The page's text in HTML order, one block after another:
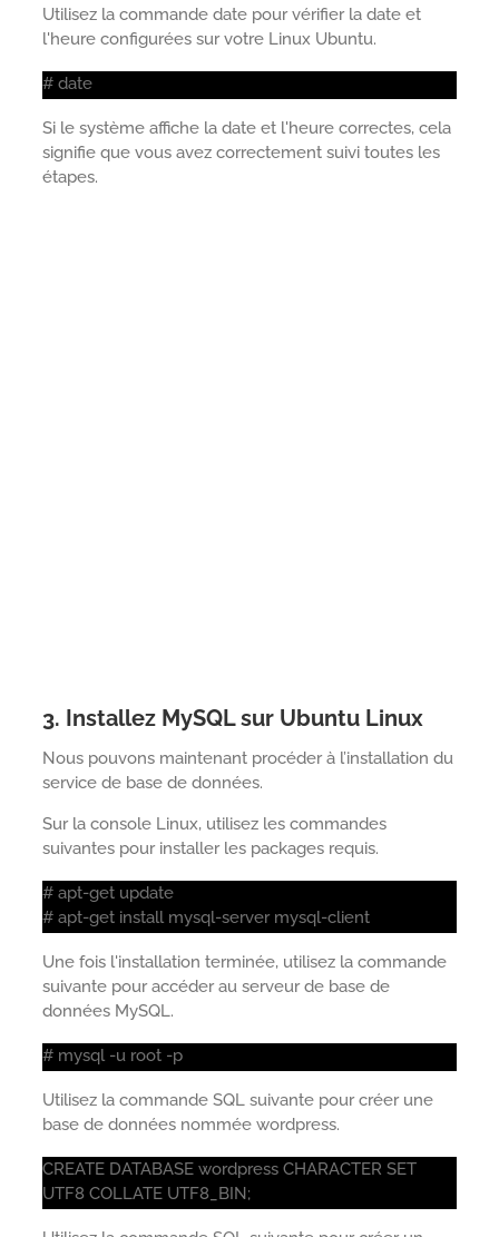
Utilisez la commande date pour vérifier la date et
l'heure configurées sur votre Linux Ubuntu.
# date
Si le système affiche la date et l'heure correctes, cela
signifie que vous avez correctement suivi toutes les
étapes.
3. Installez MySQL sur Ubuntu Linux
Nous pouvons maintenant procéder à l’installation du
service de base de données.
Sur la console Linux, utilisez les commandes
suivantes pour installer les packages requis.
# apt-get update
# apt-get install mysql-server mysql-client
Une fois l'installation terminée, utilisez la commande
suivante pour accéder au serveur de base de
données MySQL.
# mysql -u root -p
Utilisez la commande SQL suivante pour créer une
base de données nommée wordpress.
CREATE DATABASE wordpress CHARACTER SET
UTF8 COLLATE UTF8_BIN;